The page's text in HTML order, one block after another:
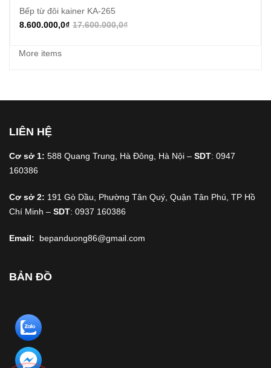
Bếp từ đôi kainer KA-265
17.600.000,0₫
8.600.000,0₫
More items
LIÊN HỆ
Cơ sở 1: 588 Quang Trung, Hà Đông, Hà Nội – SDT: 0947
160386
Cơ sở 2: 191 Gò Dầu, Phường Tân Quý, Quận Tân Phú, TP Hồ
Chí Minh – SDT: 0937 160386
Email: bepanduong86@gmail.com
BẢN ĐỒ